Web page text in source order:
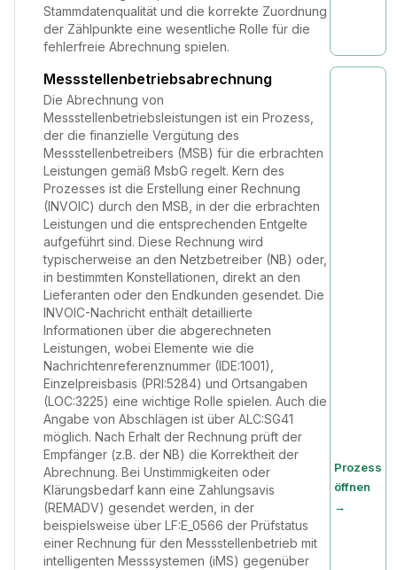
Stammdatenqualität und die korrekte Zuordnung
der Zählpunkte eine wesentliche Rolle für die
fehlerfreie Abrechnung spielen.
Messstellenbetriebsabrechnung
Die Abrechnung von
Messstellenbetriebsleistungen ist ein Prozess,
der die finanzielle Vergütung des
Messstellenbetreibers (MSB) für die erbrachten
Leistungen gemäß MsbG regelt. Kern des
Prozesses ist die Erstellung einer Rechnung
(INVOIC) durch den MSB, in der die erbrachten
Leistungen und die entsprechenden Entgelte
aufgeführt sind. Diese Rechnung wird
typischerweise an den Netzbetreiber (NB) oder,
in bestimmten Konstellationen, direkt an den
Lieferanten oder den Endkunden gesendet. Die
INVOIC-Nachricht enthält detaillierte
Informationen über die abgerechneten
Leistungen, wobei Elemente wie die
Nachrichtenreferenznummer (IDE:1001),
Einzelpreisbasis (PRI:5284) und Ortsangaben
(LOC:3225) eine wichtige Rolle spielen. Auch die
Angabe von Abschlägen ist über ALC:SG41
möglich. Nach Erhalt der Rechnung prüft der
Empfänger (z.B. der NB) die Korrektheit der
Abrechnung. Bei Unstimmigkeiten oder
Klärungsbedarf kann eine Zahlungsavis
(REMADV) gesendet werden, in der
beispielsweise über LF:E_0566 der Prüfstatus
einer Rechnung für den Messstellenbetrieb mit
intelligenten Messsystemen (iMS) gegenüber
Prozess
öffnen
→